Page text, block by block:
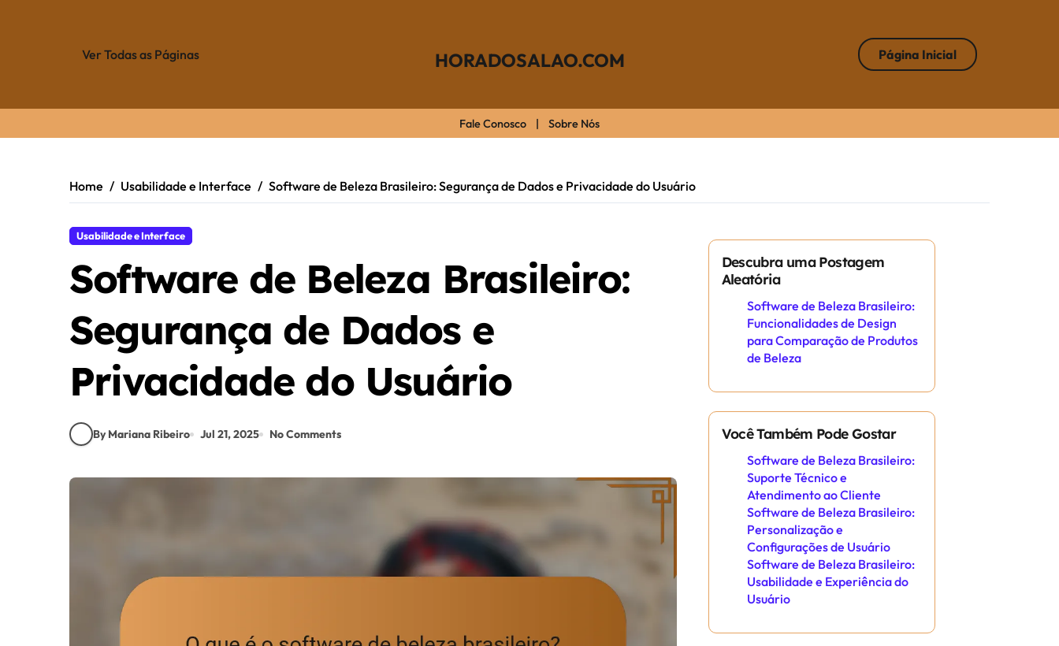
Ver Todas as Páginas HORADOSALAO.COM Página Inicial
Fale Conosco | Sobre Nós
Home Usabilidade e Interface Software de Beleza Brasileiro: Segurança de Dados e Privacidade do Usuário
Usabilidade e Interface
Software de Beleza Brasileiro:
Segurança de Dados e
Privacidade do Usuário
By Mariana Ribeiro Jul 21, 2025 No Comments
Descubra uma Postagem
Aleatória
Software de Beleza Brasileiro:
Funcionalidades de Design
para Comparação de Produtos
de Beleza
Você Também Pode Gostar
Software de Beleza Brasileiro:
Suporte Técnico e
Atendimento ao Cliente
Software de Beleza Brasileiro:
Personalização e
Configurações de Usuário
Software de Beleza Brasileiro:
Usabilidade e Experiência do
Usuário